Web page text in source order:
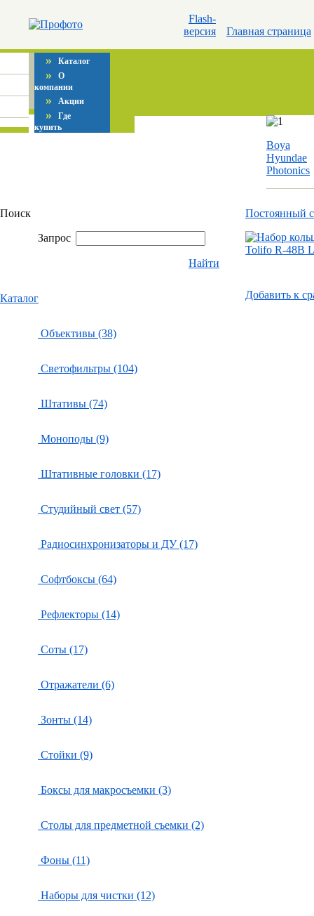
Flash-
версия
Главная страница
» Каталог
» О
компании
» Акции
» Где
купить
Boya
Hyundae
Photonics
Поиск
Запрос
Найти
Каталог
Объективы (38)
Светофильтры (104)
Штативы (74)
Моноподы (9)
Штативные головки (17)
Студийный свет (57)
Радиосинхронизаторы и ДУ (17)
Софтбоксы (64)
Рефлекторы (14)
Соты (17)
Отражатели (6)
Зонты (14)
Стойки (9)
Боксы для макросъемки (3)
Столы для предметной съемки (2)
Фоны (11)
Наборы для чистки (12)
Постоянный
Добавить к